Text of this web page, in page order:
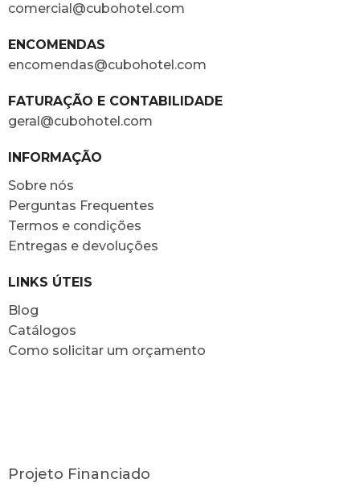
comercial@cubohotel.com
ENCOMENDAS
encomendas@cubohotel.com
FATURAÇÃO E CONTABILIDADE
geral@cubohotel.com
INFORMAÇÃO
Sobre nós
Perguntas Frequentes
Termos e condições
Entregas e devoluções
LINKS ÚTEIS
Blog
Catálogos
Como solicitar um orçamento
Projeto Financiado